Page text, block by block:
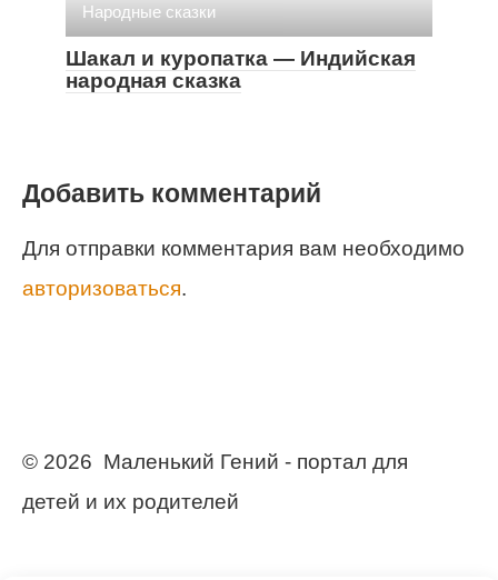
Народные сказки
Шакал и куропатка — Индийская
народная сказка
Добавить комментарий
Для отправки комментария вам необходимо
авторизоваться.
© 2026 Маленький Гений - портал для
детей и их родителей